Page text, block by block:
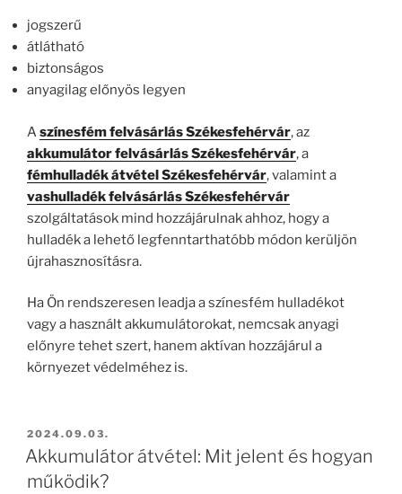
jogszerű
átlátható
biztonságos
anyagilag előnyös legyen
Aszínesfém felvásárlás Székesfehérvár, az
akkumulátor felvásárlás Székesfehérvár, a
fémhulladék átvétel Székesfehérvár, valamint a
vashulladék felvásárlás Székesfehérvár
szolgáltatások mind hozzájárulnak ahhoz, hogy a
hulladék a lehető legfenntarthatóbb módon kerüljön
újrahasznosításra.
Ha Ön rendszeresen leadja a színesfém hulladékot
vagy a használt akkumulátorokat, nemcsak anyagi
előnyre tehet szert, hanem aktívan hozzájárul a
környezet védelméhez is.
BEKÜLDVE:
2024.09.03.
Akkumulátor átvétel: Mit jelent és hogyan
működik?